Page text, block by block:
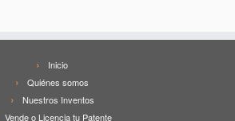
Inicio
Quiénes somos
Nuestros Inventos
Vende o Licencia tu Patente